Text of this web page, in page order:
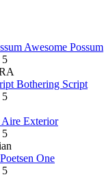
Awesome Possum
5
Bothering Script
5
Aire Exterior
5
Poetsen One
5